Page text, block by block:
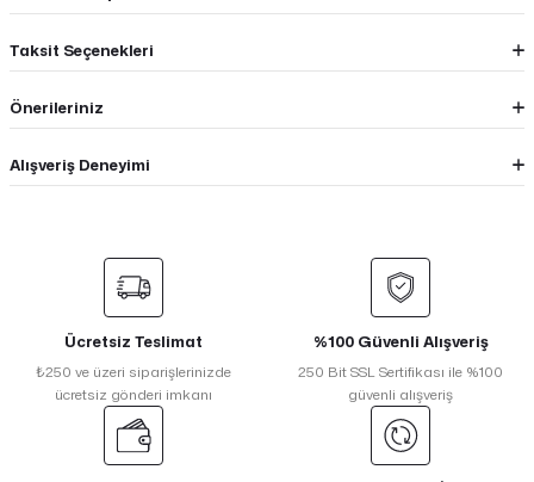
Taksit Seçenekleri
Önerileriniz
Alışveriş Deneyimi
Ücretsiz Teslimat
₺250 ve üzeri siparişlerinizde
ücretsiz gönderi imkanı
%100 Güvenli Alışveriş
250 Bit SSL Sertifikası ile %100
güvenli alışveriş